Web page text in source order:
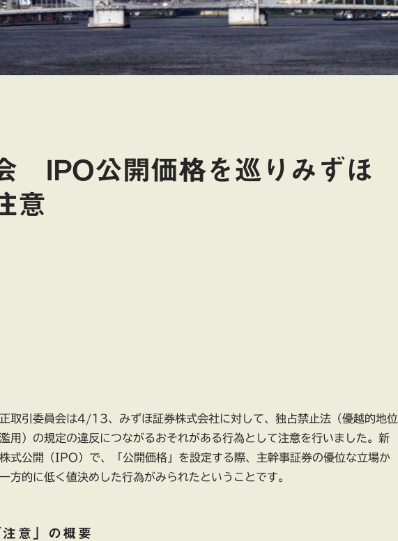
IPO公開価格を巡りみずほ
意
取引委員会は4/13、みずほ証券株式会社に対して、独占禁止法（優越的地位
用）の規定の違反につながるおそれがある行為として注意を行いました。新
式公開（IPO）で、「公開価格」を設定する際、主幹事証券の優位な立場か
方的に低く値決めした行為がみられたということです。
注意」の概要